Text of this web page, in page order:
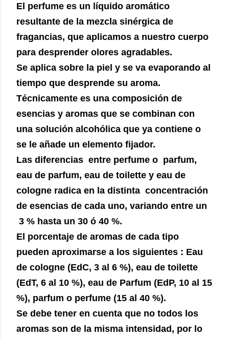
El perfume es un líquido aromático
resultante de la mezcla sinérgica de
fragancias, que aplicamos a nuestro cuerpo
para desprender olores agradables.
Se aplica sobre la piel y se va evaporando al
tiempo que desprende su aroma.
Técnicamente es una composición de
esencias y aromas que se combinan con
una solución alcohólica que ya contiene o
se le añade un elemento fijador.
Las diferencias entre perfume o parfum,
eau de parfum, eau de toilette y eau de
cologne radica en la distinta concentración
de esencias de cada uno, variando entre un
3 % hasta un 30 ó 40 %.
El porcentaje de aromas de cada tipo
pueden aproximarse a los siguientes : Eau
de cologne (EdC, 3 al 6 %), eau de toilette
(EdT, 6 al 10 %), eau de Parfum (EdP, 10 al 15
%), parfum o perfume (15 al 40 %).
Se debe tener en cuenta que no todos los
aromas son de la misma intensidad, por lo